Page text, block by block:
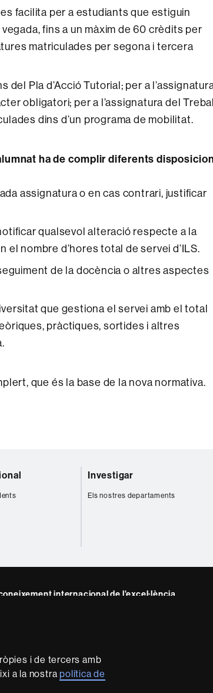
i de tercers amb
a la nostrapolítica de
facilita per a estudiants que estiguin
fins a un màxim de 60 crèdits per
matriculades per segona i tercera
del Pla d’Acció Tutorial; per a
obligatori; per a l’assignatura del
dins d’un programa de mobilitat.
ha de complir diferents
assignatura o en cas contrari, justificar
qualsevol alteració respecte a la
nombre d’hores total de servei d’ILS.
de la docència o altres aspectes
que gestiona el servei amb el total
pràctiques, sortides i altres
que és la base de la nova normativa.
Investigar
Els nostres departaments
internacional de l'excel·lència